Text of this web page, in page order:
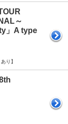
～
」A type
り】